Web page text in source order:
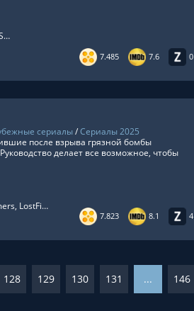
7.485 7.6 0
HDrezka Studio, LostFilm, TVShows, Оригинальный, LE-Production, ViruseProject
сериалы/Сериалы 2025
7.823 8.1 4
после взрыва грязной бомбы
делает все возможное, чтобы
HDrezka Studio, NewComers, LostFilm, TVShows, RezkaStudio, Red Head Sound, LE-Production, Украинский, Оригинальный, Субтитры, Укр. Субтитры, Дублированный
128 129 130 131 ... 146